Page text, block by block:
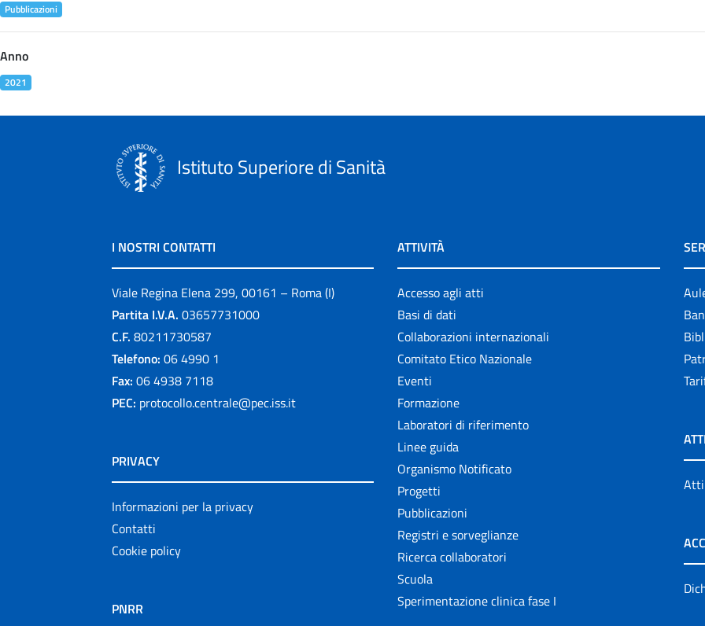
Pubblicazioni
Anno
2021
Istituto Superiore di Sanità
I NOSTRI CONTATTI
Viale Regina Elena 299, 00161 – Roma (I)
Partita I.V.A. 03657731000
C.F. 80211730587
Telefono: 06 4990 1
Fax: 06 4938 7118
PEC: protocollo.centrale@pec.iss.it
PRIVACY
Informazioni per la privacy
Contatti
Cookie policy
PNRR
ATTIVITÀ
Accesso agli atti
Basi di dati
Collaborazioni internazionali
Comitato Etico Nazionale
Eventi
Formazione
Laboratori di riferimento
Linee guida
Organismo Notificato
Progetti
Pubblicazioni
Registri e sorveglianze
Ricerca collaboratori
Scuola
Sperimentazione clinica fase I
Atti